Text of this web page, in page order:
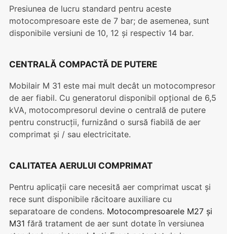
Presiunea de lucru standard pentru aceste
motocompresoare este de 7 bar; de asemenea, sunt
disponibile versiuni de 10, 12 și respectiv 14 bar.
CENTRALĂ COMPACTĂ DE PUTERE
Mobilair M 31 este mai mult decât un motocompresor
de aer fiabil. Cu generatorul disponibil opțional de 6,5
kVA, motocompresorul devine o centrală de putere
pentru construcții, furnizând o sursă fiabilă de aer
comprimat și / sau electricitate.
CALITATEA AERULUI COMPRIMAT
Pentru aplicații care necesită aer comprimat uscat și
rece sunt disponibile răcitoare auxiliare cu
separatoare de condens. Motocompresoarele M27 și
M31 fără tratament de aer sunt dotate în versiunea